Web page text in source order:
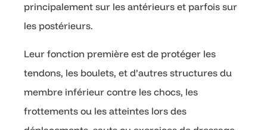
principalement sur les antérieurs et parfois sur
les postérieurs.
Leur fonction première est de protéger les
tendons, les boulets, et d’autres structures du
membre inférieur contre les chocs, les
frottements ou les atteintes lors des